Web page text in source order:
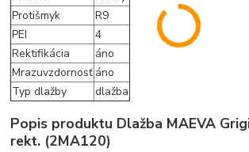
Protišmyk
R9
PEI
4
Rektifikácia
áno
Mrazuvzdornosť áno
Typ dlažby
dlažba
Popis produktu Dlažba MAEVA
rekt. (2MA120)